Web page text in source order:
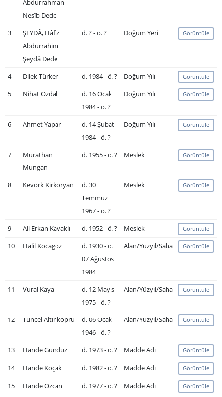
Abdurrahman
Nesîb Dede
3
ŞEYDÂ, Hâfız
Abdurrahim
Şeydâ Dede
d. ? - ö. ? Doğum Yeri Görüntüle
4 Dilek Türker d. 1984 - ö. ? Doğum Yılı Görüntüle
5 Nihat Özdal
d. 16 Ocak
1984 - ö. ?
Doğum Yılı Görüntüle
6 Ahmet Yapar
d. 14 Şubat
1984 - ö. ?
Doğum Yılı Görüntüle
7
Murathan
Mungan
d. 1955 - ö. ? Meslek Görüntüle
8 Kevork Kirkoryan
d. 30
Temmuz
1967 - ö. ?
Meslek Görüntüle
9 Ali Erkan Kavaklı d. 1952 - ö. ? Meslek Görüntüle
10 Halil Kocagöz
d. 1930 - ö.
07 Ağustos
1984
Alan/Yüzyıl/Saha Görüntüle
11 Vural Kaya
d. 12 Mayıs
1975 - ö. ?
Alan/Yüzyıl/Saha Görüntüle
12 Tuncel Altınköprü
d. 06 Ocak
1946 - ö. ?
Alan/Yüzyıl/Saha Görüntüle
13 Hande Gündüz d. 1973 - ö. ? Madde Adı Görüntüle
14 Hande Koçak d. 1982 - ö. ? Madde Adı Görüntüle
15 Hande Özcan d. 1977 - ö. ? Madde Adı Görüntüle